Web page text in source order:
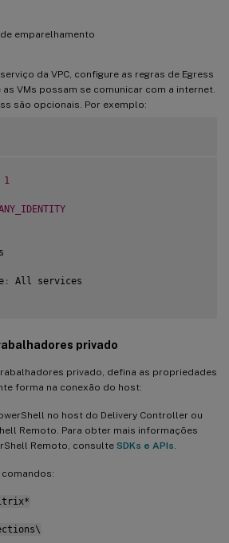
da VPC, configure as regras de Egress
as VMs possam se comunicar com a internet.
são opcionais. Por exemplo:
1
: All services
privado
privado, defina as propriedades
forma na conexão do host:
no host do Delivery Controller ou
Remoto. Para obter mais informações
Remoto, consulte SDKs e APIs